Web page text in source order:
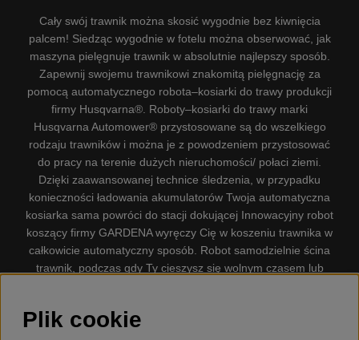
Cały swój trawnik można skosić wygodnie bez kiwnięcia
palcem! Siedząc wygodnie w fotelu można obserwować, jak
maszyna pielęgnuje trawnik w absolutnie najlepszy sposób.
Zapewnij swojemu trawnikowi znakomitą pielęgnację za
pomocą automatycznego robota–kosiarki do trawy produkcji
firmy Husqvarna®. Roboty–kosiarki do trawy marki
Husqvarna Automower® przystosowane są do wszelkiego
rodzaju trawników i można je z powodzeniem przystosować
do pracy na terenie dużych nieruchomości/ połaci ziemi.
Dzięki zaawansowanej technice śledzenia, w przypadku
konieczności ładowania akumulatorów Twoja automatyczna
kosiarka sama powróci do stacji dokującej Innowacyjny robot
koszący firmy GARDENA wyręczy Cię w koszeniu trawnika w
całkowicie automatyczny sposób. Robot samodzielnie ścina
trawnik, podczas gdy Ty cieszysz się wolnym czasem lub
dostępną na rynku. Firma nasza dysponuje. Gplshop
Plik cookie